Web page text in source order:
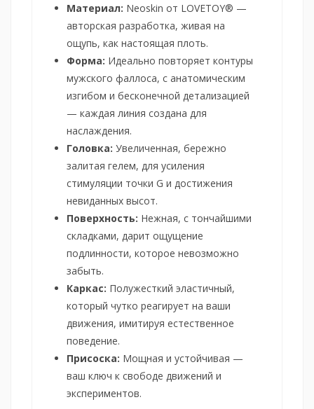
Материал: Neoskin от LOVETOY® —
авторская разработка, живая на
ощупь, как настоящая плоть.
Форма: Идеально повторяет контуры
мужского фаллоса, с анатомическим
изгибом и бесконечной детализацией
— каждая линия создана для
наслаждения.
Головка: Увеличенная, бережно
залитая гелем, для усиления
стимуляции точки G и достижения
невиданных высот.
Поверхность: Нежная, с тончайшими
складками, дарит ощущение
подлинности, которое невозможно
забыть.
Каркас: Полужесткий эластичный,
который чутко реагирует на ваши
движения, имитируя естественное
поведение.
Присоска: Мощная и устойчивая —
ваш ключ к свободе движений и
экспериментов.